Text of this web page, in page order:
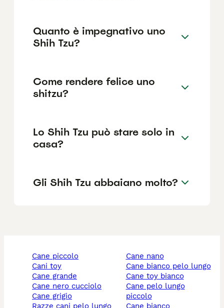
Quanto è impegnativo uno
Shih Tzu?
Come rendere felice uno
shitzu?
Lo Shih Tzu può stare solo in
casa?
Gli Shih Tzu abbaiano molto?
cane piccolo
cani toy
cane grande
cane nero cucciolo
cane grigio
cane nano
cane bianco pelo lungo
cane toy bianco
cane pelo lungo
piccolo